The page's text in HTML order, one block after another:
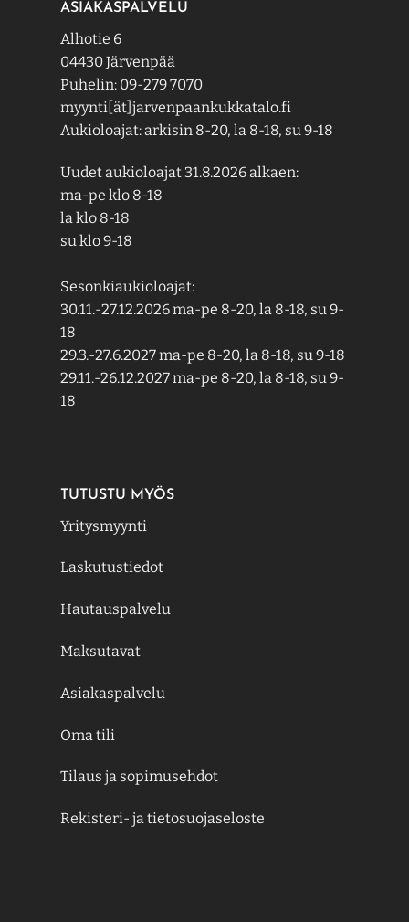
ASIAKASPALVELU
Alhotie 6
04430 Järvenpää
Puhelin: 09-279 7070
myynti[ät]jarvenpaankukkatalo.fi
Aukioloajat: arkisin 8-20, la 8-18, su 9-18
Uudet aukioloajat 31.8.2026 alkaen:
ma-pe klo 8-18
la klo 8-18
su klo 9-18
Sesonkiaukioloajat:
30.11.-27.12.2026 ma-pe 8-20, la 8-18, su 9-
18
29.3.-27.6.2027 ma-pe 8-20, la 8-18, su 9-18
29.11.-26.12.2027 ma-pe 8-20, la 8-18, su 9-
18
TUTUSTU MYÖS
Yritysmyynti
Laskutustiedot
Hautauspalvelu
Maksutavat
Asiakaspalvelu
Oma tili
Tilaus ja sopimusehdot
Rekisteri- ja tietosuojaseloste